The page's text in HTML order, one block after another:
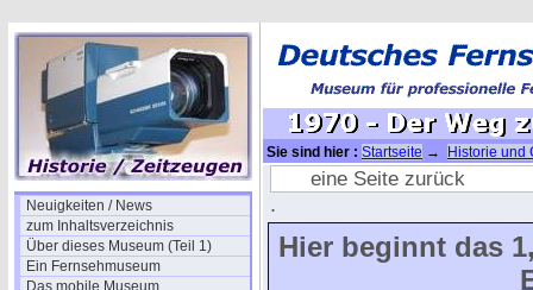
Neuigkeiten / News
zum Inhaltsverzeichnis
Über dieses Museum (Teil 1)
Ein Fernsehmuseum
Das mobile Museum
Sie sind hier : Startseite →
Historie und
Staat→ 1970 - Der Weg zum NS-Staat -
eine Seite zurück
.
Hier beginnt das